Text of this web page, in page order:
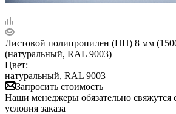
Листовой полипропилен (ПП) 8 мм
(натуральный, RAL 9003)
Цвет:
натуральный, RAL 9003
Запросить стоимость
Наши менеджеры обязательно свяжутся
условия заказа